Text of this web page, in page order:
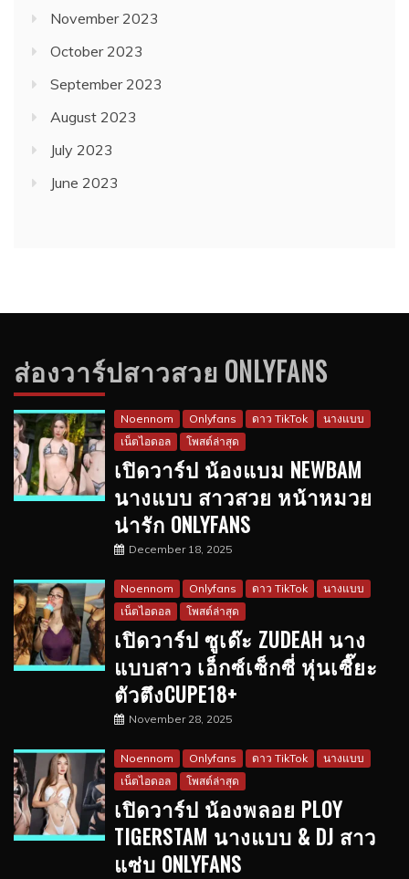
November 2023
October 2023
September 2023
August 2023
July 2023
June 2023
ส่องวาร์ปสาวสวย ONLYFANS
Noennom Onlyfans ดาว TikTok
นางแบบ
เน็ตไอดอล
โพสต์ล่าสุด
เปิดวาร์ป น้องแบม NEWBAM
นางแบบ สาวสวย หน้าหมวย
น่ารัก ONLYFANS
December 18, 2025
Noennom Onlyfans ดาว TikTok
นางแบบ
เน็ตไอดอล
โพสต์ล่าสุด
เปิดวาร์ป ซูเด๊ะ ZUDEAH นาง
แบบสาว เอ็กซ์เซ็กซี่ หุ่นเซี๊ยะ
ตัวตึงCUPE18+
November 28, 2025
Noennom Onlyfans ดาว TikTok
นางแบบ
เน็ตไอดอล
โพสต์ล่าสุด
เปิดวาร์ป น้องพลอย PLOY
TIGERSTAM นางแบบ & DJ สาว
แซ่บ ONLYFANS